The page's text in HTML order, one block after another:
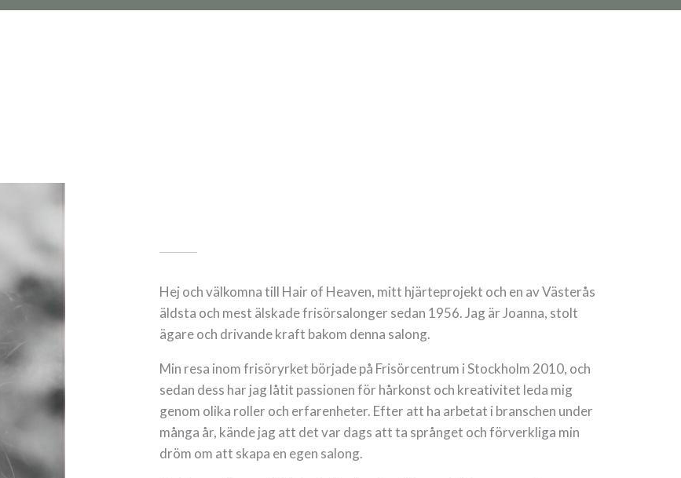
Hej och välkomna till Hair of Heaven, mitt hjärteprojekt och en av Västerås
äldsta och mest älskade frisörsalonger sedan 1956. Jag är Joanna, stolt
ägare och drivande kraft bakom denna salong.
Min resa inom frisöryrket började på Frisörcentrum i Stockholm 2010, och
sedan dess har jag låtit passionen för hårkonst och kreativitet leda mig
genom olika roller och erfarenheter. Efter att ha arbetat i branschen under
många år, kände jag att det var dags att ta språnget och förverkliga min
dröm om att skapa en egen salong.